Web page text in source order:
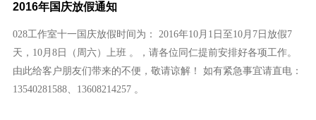
2016年国庆放假通知
028工作室十一国庆放假时间为： 2016年10月1日至10月7日放假7
天，10月8日（周六）上班 。，请各位同仁提前安排好各项工作。
由此给客户朋友们带来的不便，敬请谅解！ 如有紧急事宜请直电：
13540281588、13608214257 。